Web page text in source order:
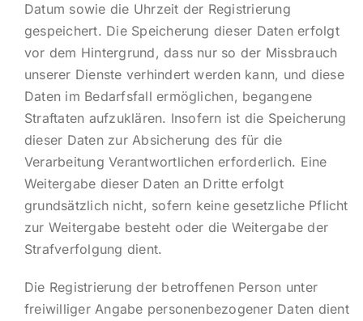
Datum sowie die Uhrzeit der Registrierung
gespeichert. Die Speicherung dieser Daten erfolgt
vor dem Hintergrund, dass nur so der Missbrauch
unserer Dienste verhindert werden kann, und diese
Daten im Bedarfsfall ermöglichen, begangene
Straftaten aufzuklären. Insofern ist die Speicherung
dieser Daten zur Absicherung des für die
Verarbeitung Verantwortlichen erforderlich. Eine
Weitergabe dieser Daten an Dritte erfolgt
grundsätzlich nicht, sofern keine gesetzliche Pflicht
zur Weitergabe besteht oder die Weitergabe der
Strafverfolgung dient.
Die Registrierung der betroffenen Person unter
freiwilliger Angabe personenbezogener Daten dient